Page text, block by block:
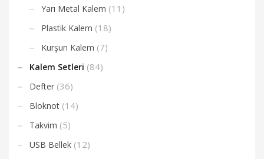
Yarı Metal Kalem (11)
Plastik Kalem (18)
Kurşun Kalem (7)
Kalem Setleri (84)
Defter (36)
Bloknot (14)
Takvim (5)
USB Bellek (12)